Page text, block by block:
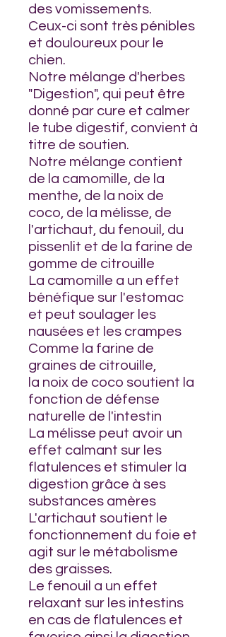
des vomissements.
Ceux-ci sont très pénibles
et douloureux pour le
chien.
Notre mélange d'herbes
"Digestion", qui peut être
donné par cure et calmer
le tube digestif, convient à
titre de soutien.
Notre mélange contient
de la camomille, de la
menthe, de la noix de
coco, de la mélisse, de
l'artichaut, du fenouil, du
pissenlit et de la farine de
gomme de citrouille
La camomille a un effet
bénéfique sur l'estomac
et peut soulager les
nausées et les crampes
Comme la farine de
graines de citrouille,
la noix de coco soutient la
fonction de défense
naturelle de l'intestin
La mélisse peut avoir un
effet calmant sur les
flatulences et stimuler la
digestion grâce à ses
substances amères
L'artichaut soutient le
fonctionnement du foie et
agit sur le métabolisme
des graisses.
Le fenouil a un effet
relaxant sur les intestins
en cas de flatulences et